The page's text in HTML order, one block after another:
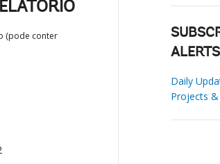
(pode conter
ALERTS
Daily
Projects